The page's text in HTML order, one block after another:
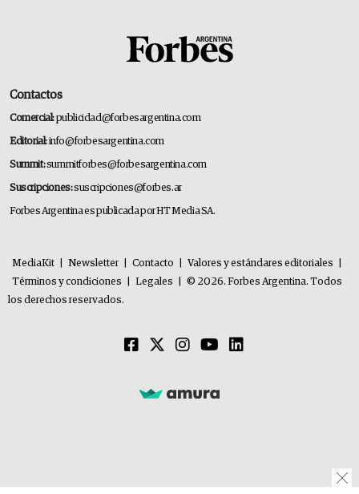
Contactos
Comercial:publicidad@forbesargentina.com
Editorial:info@forbesargentina.com
Summit:summitforbes@forbesargentina.com
Suscripciones:suscripciones@forbes.ar
Forbes Argentina es publicada por HT Media SA.
MediaKit Newsletter Contacto Valores y estándares editoriales
Términos y condiciones
Legales
© 2026. Forbes Argentina. Todos
los derechos reservados.